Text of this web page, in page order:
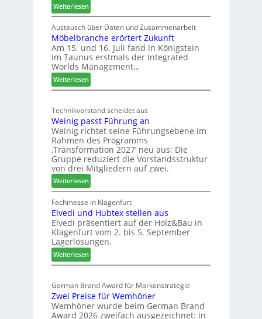
C
M
D
e
u
s
h
l
a
n
d
Weiterlesen:
L
e
u
c
o
l
ä
d
z
u
r
H
a
u
s
m
e
s
s
e
Austausch über Daten und Zusammenarbeit
Möbelbranche erörtert Zukunft
Am 15. und 16. Juli fand in Königstein
im Taunus erstmals der Integrated
Worlds Management…
Weiterlesen:
M
b
e
l
b
r
a
n
c
h
e
e
r
ö
r
t
e
t
Z
u
Technikvorstand scheidet aus
Weinig passt Führung an
Weinig richtet seine Führungsebene im
Rahmen des Programms
‚Transformation 2027‘ neu aus: Die
Gruppe reduziert die Vorstandsstruktur
von drei Mitgliedern auf zwei.
Weiterlesen:
W
e
i
n
i
g
p
a
s
t
F
ü
Fachmesse in Klagenfurt
Elvedi und Hubtex stellen aus
Elvedi präsentiert auf der Holz&Bau in
Klagenfurt vom 2. bis 5. September
Lagerlösungen.
Weiterlesen:
E
v
e
d
i
German Brand Award für Markenstrategie
Zwei Preise für Wemhöner
Wemhöner wurde beim German Brand
Award 2026 zweifach ausgezeichnet: in